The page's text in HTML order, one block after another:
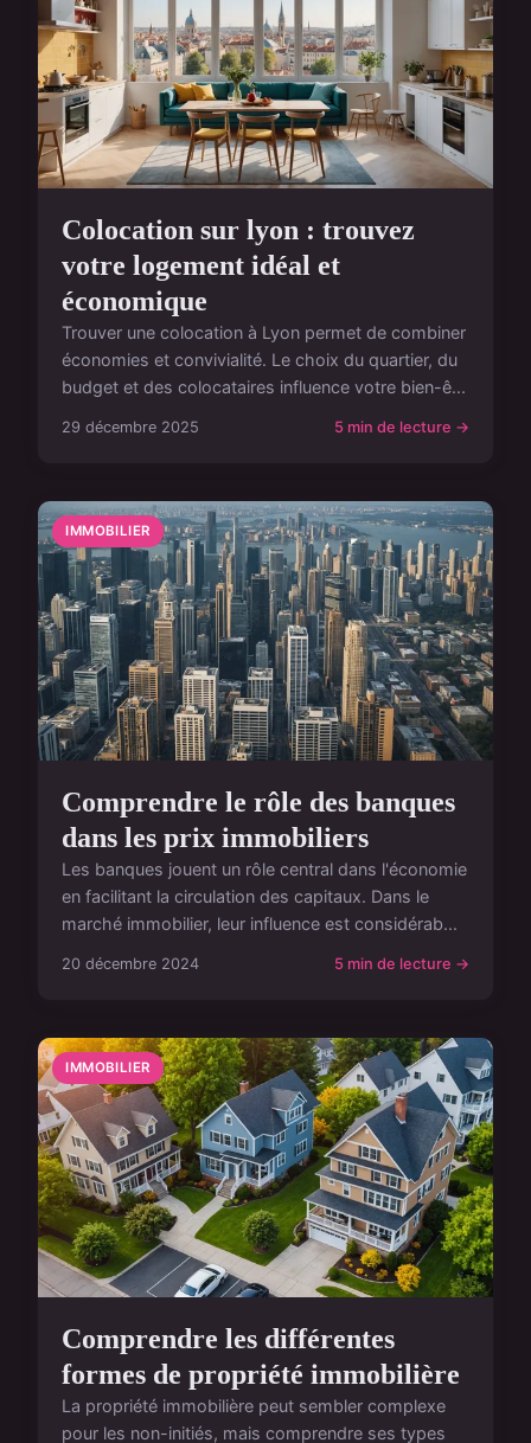
Colocation sur lyon : trouvez
votre logement idéal et
économique
Trouver une colocation à Lyon permet de combiner
économies et convivialité. Le choix du quartier, du
budget et des colocataires influence votre bien-ê...
29 décembre 2025 5 min de lecture →
IMMOBILIER
Comprendre le rôle des banques
dans les prix immobiliers
Les banques jouent un rôle central dans l'économie
en facilitant la circulation des capitaux. Dans le
marché immobilier, leur influence est considérab...
20 décembre 2024 5 min de lecture →
IMMOBILIER
Comprendre les différentes
formes de propriété immobilière
La propriété immobilière peut sembler complexe
pour les non-initiés, mais comprendre ses types